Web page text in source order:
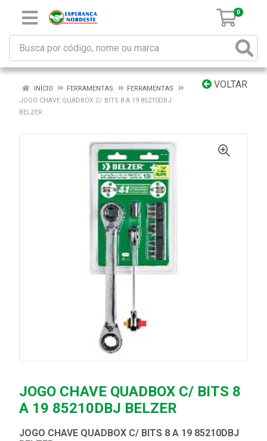
0
VOLTAR
INÍCIO FERRAMENTAS
FERRAMENTAS
JOGO CHAVE QUADBOX C/ BITS 8 A 19 85210DBJ
BELZER
JOGO CHAVE QUADBOX C/ BITS 8
A 19 85210DBJ BELZER
JOGO CHAVE QUADBOX C/ BITS 8 A 19 85210DBJ